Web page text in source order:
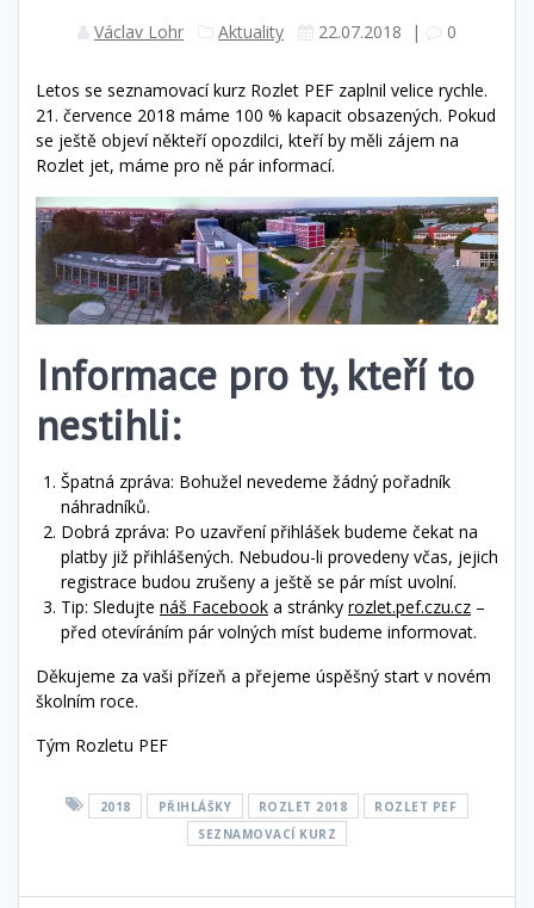
Václav Lohr Aktuality 22.07.2018 | 0
Letos se seznamovací kurz Rozlet PEF zaplnil velice rychle.
21. července 2018 máme 100 % kapacit obsazených. Pokud
se ještě objeví někteří opozdilci, kteří by měli zájem na
Rozlet jet, máme pro ně pár informací.
Informace pro ty, kteří to
nestihli:
Špatná zpráva: Bohužel nevedeme žádný pořadník
náhradníků.
Dobrá zpráva: Po uzavření přihlášek budeme čekat na
platby již přihlášených. Nebudou-li provedeny včas, jejich
registrace budou zrušeny a ještě se pár míst uvolní.
Tip: Sledujte náš Facebook a stránky rozlet.pef.czu.cz –
před otevíráním pár volných míst budeme informovat.
Děkujeme za vaši přízeň a přejeme úspěšný start v novém
školním roce.
Tým Rozletu PEF
2018 PŘIHLÁŠKY ROZLET 2018
ROZLET PEF
SEZNAMOVACÍ KURZ